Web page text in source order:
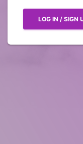
LOG IN / SIGN